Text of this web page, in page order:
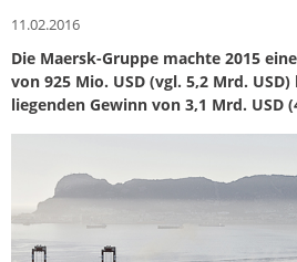
11.02.2016
Die Maersk-Gruppe machte 2015
von 925 Mio. USD (vgl. 5,2 Mrd.
liegenden Gewinn von 3,1 Mrd. USD